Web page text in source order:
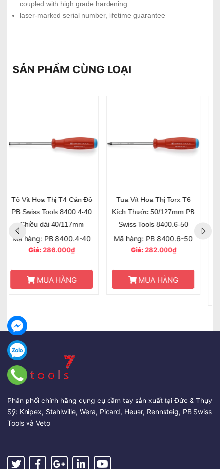
coupled with high grade hardening
laser-marked serial number, lifetime guarantee
SẢN PHẨM CÙNG LOẠI
Tua Vít Hoa Thị T8 Xanh
Nhạt Kích Thước
60/140mm PB Swiss Tools
PB 8400.8-60 LG
Mã hàng: PB 8400.8-60
LG
HẾT HÀNG
Tua Vít Hoa Thị T10 Màu
Xanh Lá Kích Thước
70/160mm PB Swiss Tools
8400.10-70 YG
Mã hàng: PB 8400.10-70
YG
MUA HÀNG
Phân phối chính hãng dụng cụ cầm tay sản xuất tại Đức & Thụy
Sỹ: Knipex, Stahlwille, Wera, Picard, Heuer, Rennsteig, PB Swiss
Tools và Veto